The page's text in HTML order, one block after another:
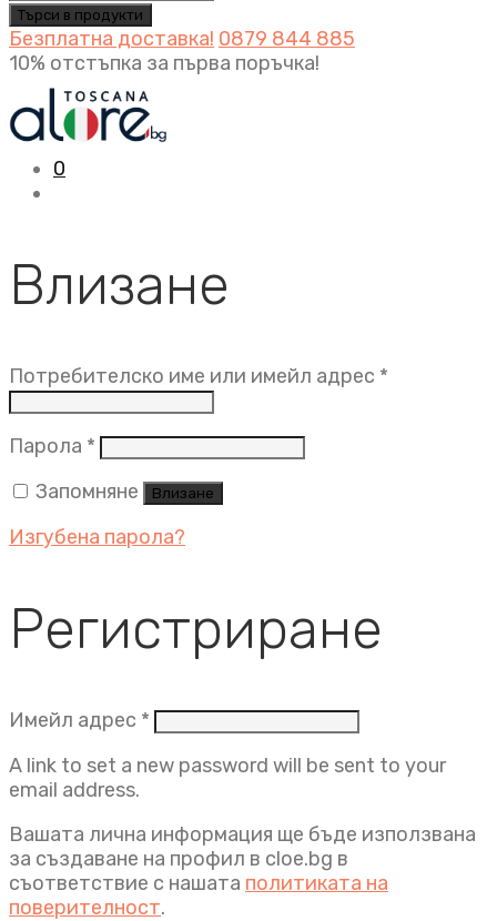
Безплатна доставка! 0879 844 885
10% отстъпка за първа поръчка!
0
Влизане
Потребителско име или имейл адрес *
Парола * Задължително
Запомняне
Влизане
Изгубена парола?
Регистриране
Имейл адрес * Задължително
A link to set a new password will be sent to your
email address.
Вашата лична информация ще бъде използвана
за създаване на профил в cloe.bg в
съответствие с нашата политиката на
поверителност.